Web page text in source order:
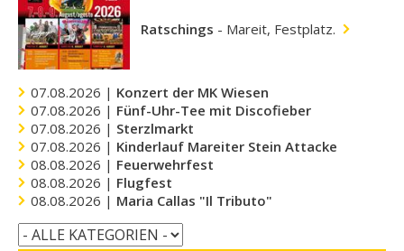
Ratschings - Mareit, Festplatz.
07.08.2026 | Konzert der MK Wiesen
07.08.2026 | Fünf-Uhr-Tee mit Discofieber
07.08.2026 | Sterzlmarkt
07.08.2026 | Kinderlauf Mareiter Stein Attacke
08.08.2026 | Feuerwehrfest
08.08.2026 | Flugfest
08.08.2026 | Maria Callas "Il Tributo"